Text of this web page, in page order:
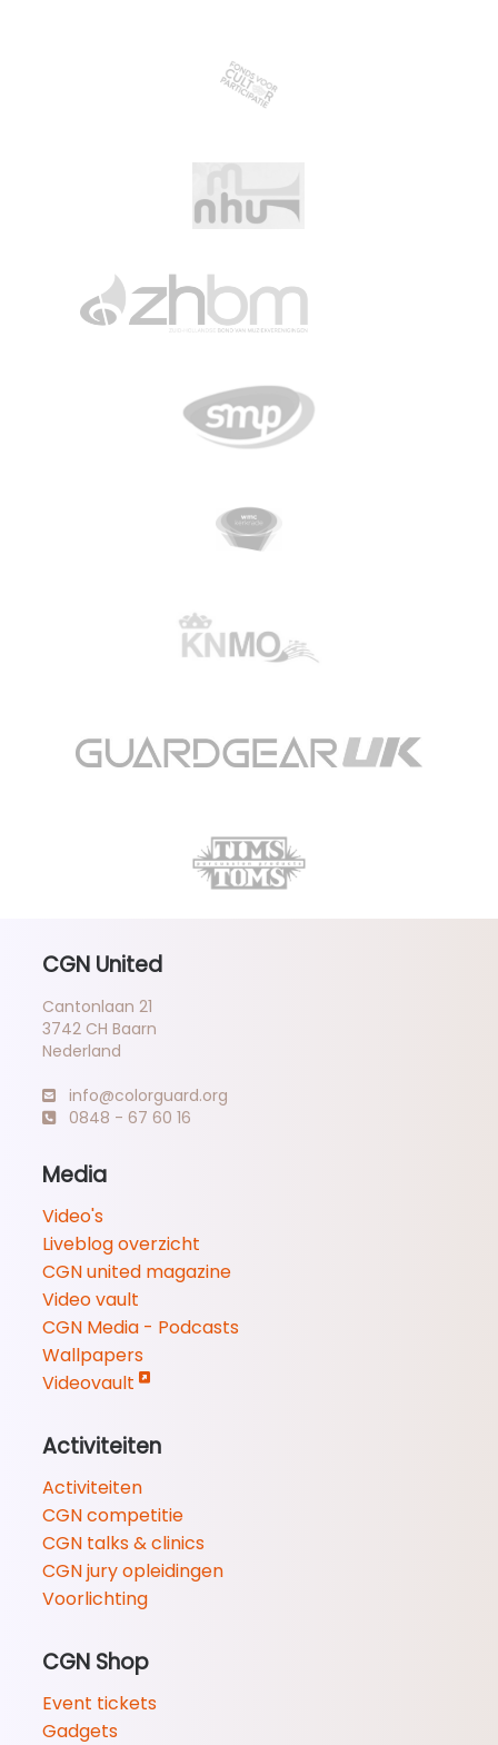
CGN United
Cantonlaan 21
3742 CH Baarn
Nederland
info@colorguard.org
0848 - 67 60 16
Media
Video's
Liveblog overzicht
CGN united magazine
Video vault
CGN Media - Podcasts
Wallpapers
Videovault
Activiteiten
Activiteiten
CGN competitie
CGN talks & clinics
CGN jury opleidingen
Voorlichting
CGN Shop
Event tickets
Gadgets